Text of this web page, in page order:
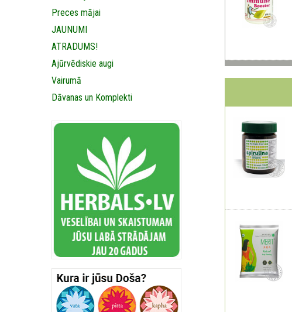
Preces mājai
JAUNUMI
ATRADUMS!
Ajūrvēdiskie augi
Vairumā
Dāvanas un Komplekti